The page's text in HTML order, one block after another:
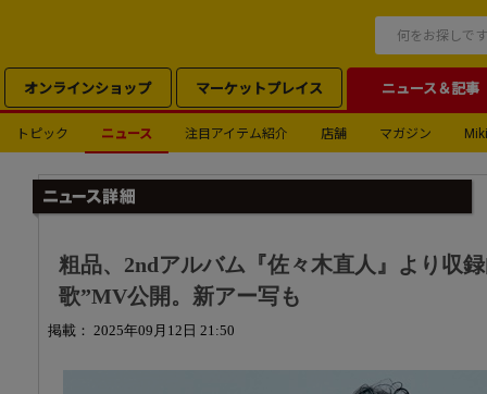
オンラインショップ マーケットプレイス ニュース＆記事
トピック ニュース 注目アイテム紹介 店舗 マガジン
粗品、2ndアルバム『佐々木直人』より収
歌”MV公開。新アー写も
掲載： 2025年09月12日 21:50